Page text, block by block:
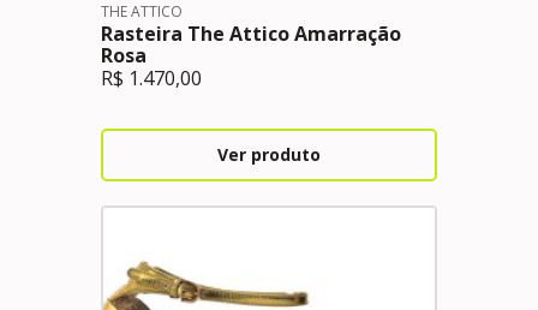
THE ATTICO
Rasteira The Attico Amarração
Rosa
R$ 1.470,00
Ver produto